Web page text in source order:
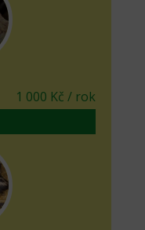
1 000 Kč / rok